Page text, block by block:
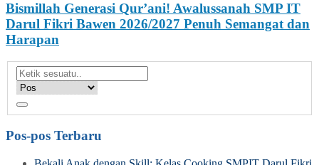
Bismillah Generasi Qur’ani! Awalussanah SMP IT
Darul Fikri Bawen 2026/2027 Penuh Semangat dan
Harapan
Pos-pos Terbaru